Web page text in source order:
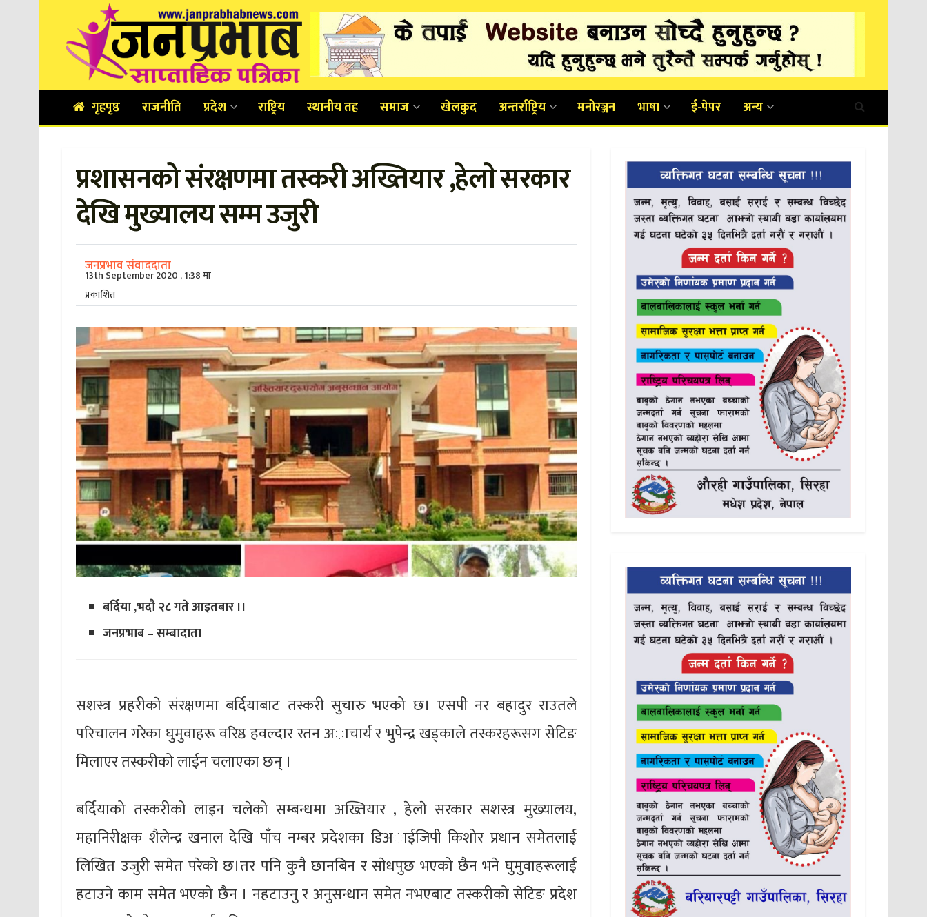
गृहपृष्ठ राजनीति प्रदेश राष्ट्रिय स्थानीय तह समाज खेलकुद अन्तर्राष्ट्रिय मनोरञ्जन भाषा ई-पेपर अन्य
प्रशासनको संरक्षणमा तस्करी अख्तियार ,हेलाे सरकार
देखि मुख्यालय सम्म उजुरी
जनप्रभाव संवाददाता
13th September 2020 , 1:38 मा
प्रकाशित
बर्दिया ,भदौ २८ गते आइतबार ।।
जनप्रभाब – सम्बादाता
सशस्त्र प्रहरीकाे संरक्षणमा बर्दियाबाट तस्करी सुचारु भएको छ। एसपी नर बहादुर राउतले
परिचालन गरेका घुमुवाहरू वरिष्ठ हवल्दार रतन अाचार्य र भुपेन्द्र खड्काले तस्करहरूसग सेटिङ
मिलाएर तस्करीको लाईन चलाएका छन् ।
बर्दियाको तस्करीको लाइन चलेको सम्बन्धमा अख्तियार , हेलाे सरकार सशस्त्र मुख्यालय,
महानिरीक्षक शैलेन्द्र खनाल देखि पाँच नम्बर प्रदेशका डिअाईजिपी किशोर प्रधान समेतलाई
लिखित उजुरी समेत परेको छ।तर पनि कुनै छानबिन र साेधपुछ भएको छैन भने घुमुवाहरूलाई
हटाउने काम समेत भएको छैन । नहटाउनु र अनुसन्धान समेत नभएबाट तस्करीको सेटिङ प्रदेश